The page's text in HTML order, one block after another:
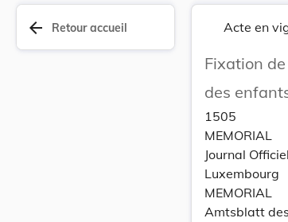
arrow_back Retour accueil Acte en
Fixation
des
1505
MEMORIAL
Journal
Luxembourg
MEMORIAL
Amtsblatt